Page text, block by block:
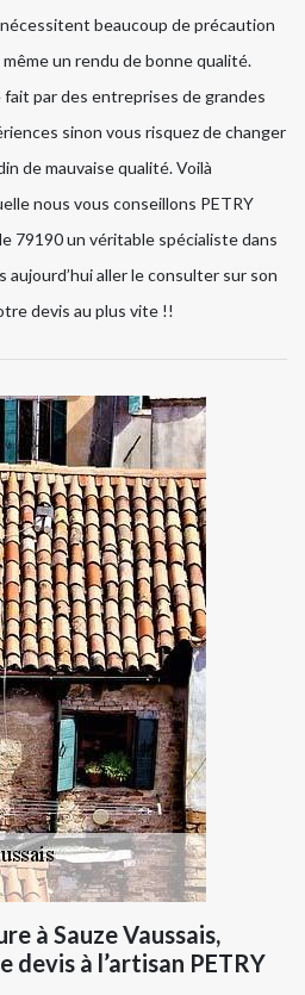
beaucoup de précaution
un rendu de bonne qualité.
par des entreprises de grandes
sinon vous risquez de changer
de mauvaise qualité. Voilà
nous vous conseillons PETRY
79190 un véritable spécialiste dans
aujourd’hui aller le consulter sur son
devis au plus vite !!
à Sauze Vaussais,
devis à l’artisan PETRY